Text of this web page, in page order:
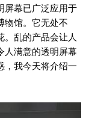
屏幕已广泛应用于
物馆。它无处不
。乱的产品会让人
人满意的透明屏幕
，我今天将介绍一